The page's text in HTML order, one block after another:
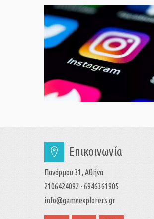
Επικοινωνία
Πανόρμου 31, Αθήνα
2106424092 - 6946361905
info@gameexplorers.gr